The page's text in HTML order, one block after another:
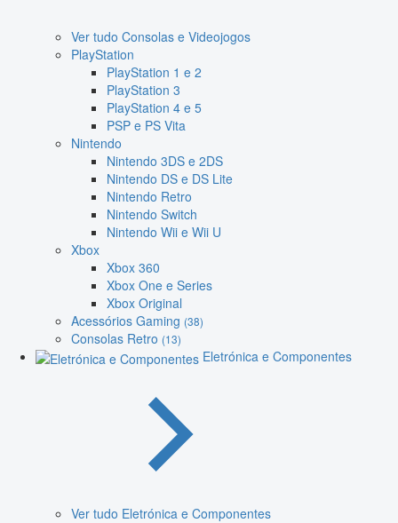
Ver tudo Consolas e Videojogos
PlayStation
PlayStation 1 e 2
PlayStation 3
PlayStation 4 e 5
PSP e PS Vita
Nintendo
Nintendo 3DS e 2DS
Nintendo DS e DS Lite
Nintendo Retro
Nintendo Switch
Nintendo Wii e Wii U
Xbox
Xbox 360
Xbox One e Series
Xbox Original
Acessórios Gaming (38)
Consolas Retro (13)
Eletrónica e Componentes
Ver tudo Eletrónica e Componentes